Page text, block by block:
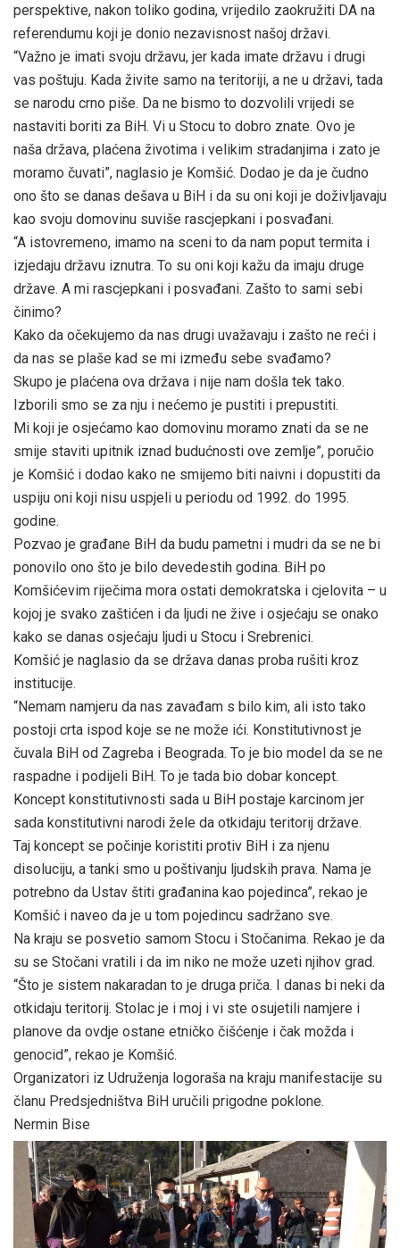
perspektive, nakon toliko godina, vrijedilo zaokružiti DA na
referendumu koji je donio nezavisnost našoj državi.
“Važno je imati svoju državu, jer kada imate državu i drugi
vas poštuju. Kada živite samo na teritoriji, a ne u državi, tada
se narodu crno piše. Da ne bismo to dozvolili vrijedi se
nastaviti boriti za BiH. Vi u Stocu to dobro znate. Ovo je
naša država, plaćena životima i velikim stradanjima i zato je
moramo čuvati”, naglasio je Komšić. Dodao je da je čudno
ono što se danas dešava u BiH i da su oni koji je doživljavaju
kao svoju domovinu suviše rascjepkani i posvađani.
“A istovremeno, imamo na sceni to da nam poput termita i
izjedaju državu iznutra. To su oni koji kažu da imaju druge
države. A mi rascjepkani i posvađani. Zašto to sami sebi
činimo?
Kako da očekujemo da nas drugi uvažavaju i zašto ne reći i
da nas se plaše kad se mi između sebe svađamo?
Skupo je plaćena ova država i nije nam došla tek tako.
Izborili smo se za nju i nećemo je pustiti i prepustiti.
Mi koji je osjećamo kao domovinu moramo znati da se ne
smije staviti upitnik iznad budućnosti ove zemlje”, poručio
je Komšić i dodao kako ne smijemo biti naivni i dopustiti da
uspiju oni koji nisu uspjeli u periodu od 1992. do 1995.
godine.
Pozvao je građane BiH da budu pametni i mudri da se ne bi
ponovilo ono što je bilo devedestih godina. BiH po
Komšićevim riječima mora ostati demokratska i cjelovita – u
kojoj je svako zaštićen i da ljudi ne žive i osjećaju se onako
kako se danas osjećaju ljudi u Stocu i Srebrenici.
Komšić je naglasio da se država danas proba rušiti kroz
institucije.
“Nemam namjeru da nas zavađam s bilo kim, ali isto tako
postoji crta ispod koje se ne može ići. Konstitutivnost je
čuvala BiH od Zagreba i Beograda. To je bio model da se ne
raspadne i podijeli BiH. To je tada bio dobar koncept.
Koncept konstitutivnosti sada u BiH postaje karcinom jer
sada konstitutivni narodi žele da otkidaju teritorij države.
Taj koncept se počinje koristiti protiv BiH i za njenu
disoluciju, a tanki smo u poštivanju ljudskih prava. Nama je
potrebno da Ustav štiti građanina kao pojedinca”, rekao je
Komšić i naveo da je u tom pojedincu sadržano sve.
Na kraju se posvetio samom Stocu i Stočanima. Rekao je da
su se Stočani vratili i da im niko ne može uzeti njihov grad.
“Što je sistem nakaradan to je druga priča. I danas bi neki da
otkidaju teritorij. Stolac je i moj i vi ste osujetili namjere i
planove da ovdje ostane etničko čišćenje i čak možda i
genocid”, rekao je Komšić.
Organizatori iz Udruženja logoraša na kraju manifestacije su
članu Predsjedništva BiH uručili prigodne poklone.
Nermin Bise